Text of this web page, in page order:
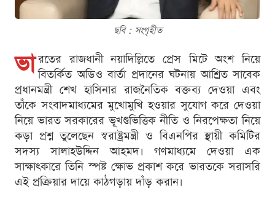
ছবি : সংগৃহীত
ভা রতের রাজধানী নয়াদিল্লিতে প্রেস মিটে অংশ নিয়ে
বিতর্কিত অডিও বার্তা প্রদানের ঘটনায় আশ্রিত সাবেক
প্রধানমন্ত্রী শেখ হাসিনার রাজনৈতিক বক্তব্য দেওয়া এবং
তাঁকে সংবাদমাধ্যমের মুখোমুখি হওয়ার সুযোগ করে দেওয়া
নিয়ে ভারত সরকারের ভূখণ্ডভিত্তিক নীতি ও নিরপেক্ষতা নিয়ে
কড়া প্রশ্ন তুলেছেন স্বরাষ্ট্রমন্ত্রী ও বিএনপির স্থায়ী কমিটির
সদস্য সালাহউদ্দিন আহমদ। গণমাধ্যমে দেওয়া এক
সাক্ষাৎকারে তিনি স্পষ্ট ক্ষোভ প্রকাশ করে ভারতকে সরাসরি
এই প্রক্রিয়ার দায়ে কাঠগড়ায় দাঁড় করান।